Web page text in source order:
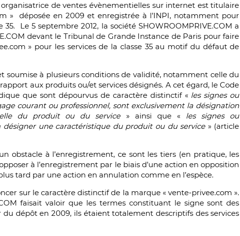
organisatrice de ventes évènementielles sur internet est titulaire
» déposée en 2009 et enregistrée à l’INPI, notamment pour
35. Le 5 septembre 2012, la société SHOWROOMPRIVE.COM a
devant le Tribunal de Grande Instance de Paris pour faire
» pour les services de la classe 35 au motif du défaut de
soumise à plusieurs conditions de validité, notamment celle du
aux produits ou/et services désignés. A cet égard, le Code
que sont dépourvus de caractère distinctif « les signes ou
courant ou professionnel, sont exclusivement la désignation
du produit ou du service » ainsi que «les signes ou
une caractéristique du produit ou du service » (article
obstacle à l’enregistrement, ce sont les tiers (en pratique, les
à l’enregistrement par le biais d’une action en opposition
tard par une action en annulation comme en l’espèce.
sur le caractère distinctif de la marque « vente-privee.com ».
faisait valoir que les termes constituant le signe sont des
du dépôt en 2009, ils étaient totalement descriptifs des services